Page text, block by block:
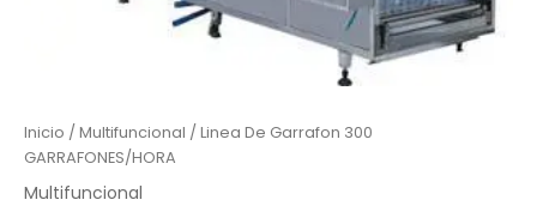
Inicio /Multifuncional / Linea De Garrafon 300
GARRAFONES/HORA
Multifuncional